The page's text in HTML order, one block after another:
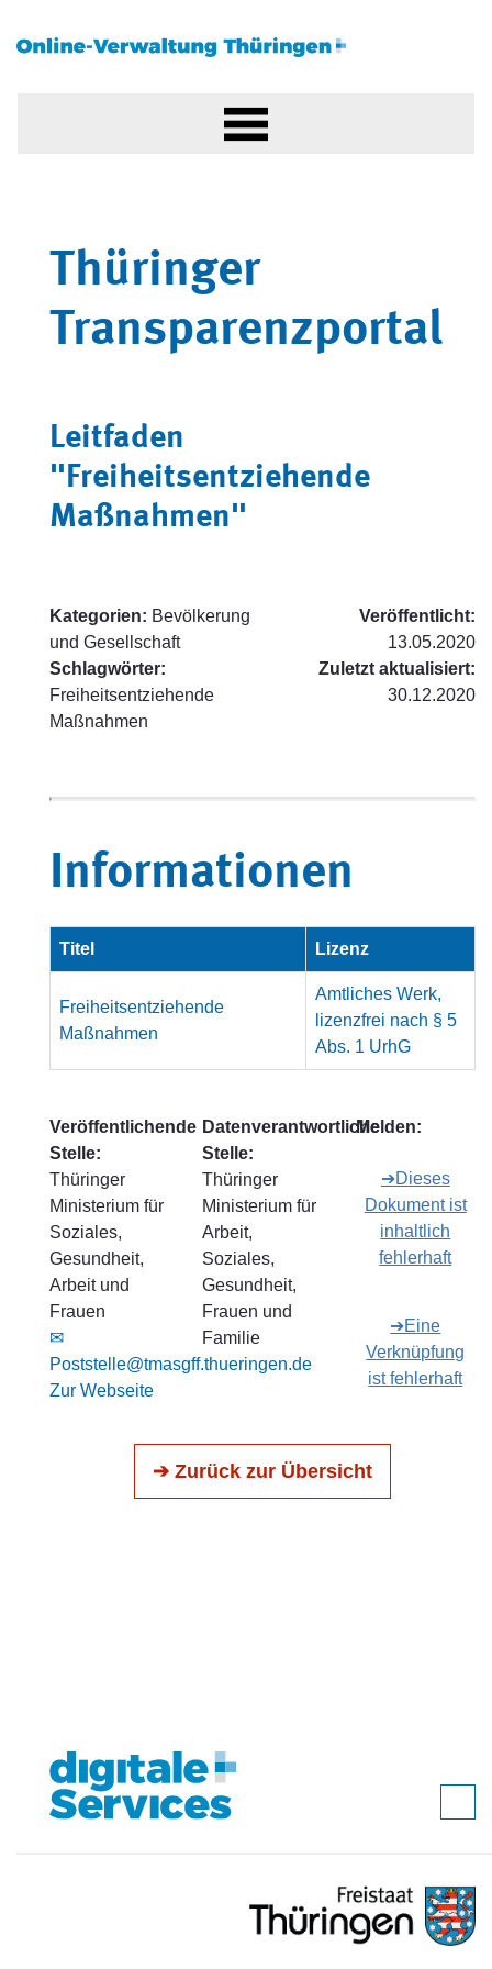
Thüringer
Transparenzportal
Leitfaden
"Freiheitsentziehende
Maßnahmen"
Kategorien: Bevölkerung
und Gesellschaft
Schlagwörter:
Freiheitsentziehende
Maßnahmen
Veröffentlicht:
13.05.2020
Zuletzt aktualisiert:
30.12.2020
Informationen
Titel Lizenz
Freiheitsentziehende
Maßnahmen
Amtliches Werk,
lizenzfrei nach § 5
Abs. 1 UrhG
Veröffentlichende
Stelle:
Thüringer
Ministerium für
Soziales,
Gesundheit,
Arbeit und
Frauen
✉
Poststelle@tmasgff.thueringen.de
Zur Webseite
Datenverantwortliche
Stelle:
Thüringer
Ministerium für
Arbeit,
Soziales,
Gesundheit,
Frauen und
Familie
Melden:
➔Dieses
Dokument ist
inhaltlich
fehlerhaft
➔Eine
Verknüpfung
ist fehlerhaft
➔ Zurück zur Übersicht